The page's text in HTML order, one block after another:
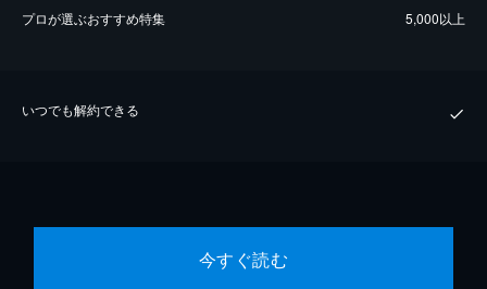
プロが選ぶおすすめ特集 5,000以上
いつでも解約できる
今すぐ読む